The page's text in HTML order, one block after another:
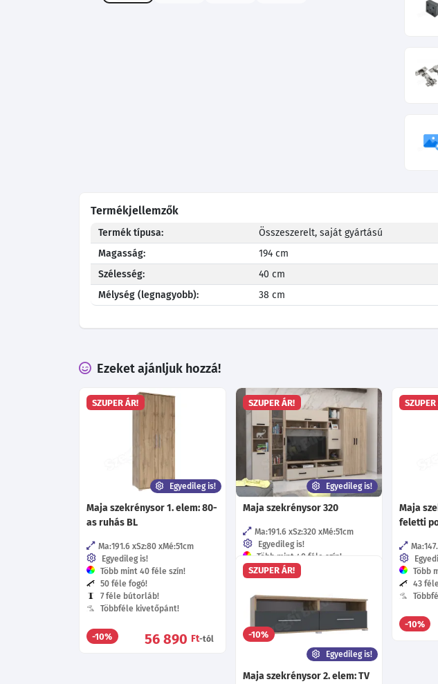
Termékjellemzők
Termék típusa:
Összeszerelt, saját gyártású
Magasság:
194 cm
Szélesség:
40 cm
Mélység (legnagyobb):
38 cm
Ezeket ajánljuk hozzá!
SZUPER ÁR!
Egyedileg is!
Maja szekrénysor 1. elem: 80-
as ruhás BL
Ma:191.6 Sz:80 Mé:51cm
Egyedileg is!
Több mint 40 féle szín!
50 féle fogó!
7 féle bútorláb!
Többféle kivetőpánt!
-10% 56 890 Ft-tól
SZUPER ÁR!
Egyedileg is!
Maja szekrénysor 320
Ma:191.6 Sz:320 Mé:51cm
Egyedileg is!
Több mint 40 féle szín!
57 féle fogó!
Többféle fióksín!
-10% 229 780
SZUPER
Maja
feletti
Több
43
-10%
SZUPER ÁR!
Egyedileg is!
Maja szekrénysor 2. elem: TV